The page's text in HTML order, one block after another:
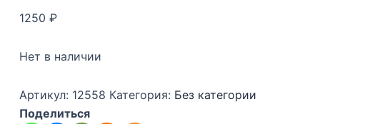
1250 ₽
Нет в наличии
Артикул: 12558 Категория: Без категории
Поделиться